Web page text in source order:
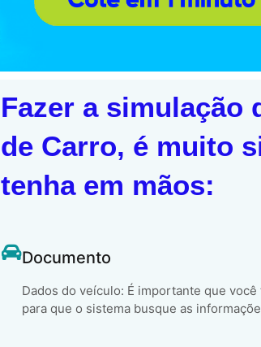
Fazer a simulação
de Carro, é muito
tenha em mãos:
Documento
Dados do veículo: É importante que você
para que o sistema busque as